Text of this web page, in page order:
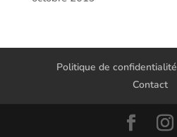
Politique de confidentialité
Contact